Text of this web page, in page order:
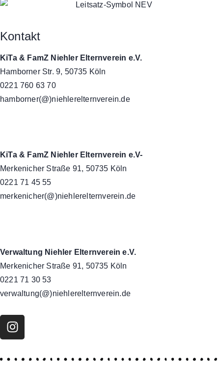
Kontakt
KiTa & FamZ Niehler Elternverein e.V.
Hamborner Str. 9, 50735 Köln
0221 760 63 70
hamborner(@)niehlerelternverein.de
KiTa & FamZ Niehler Elternverein e.V-
Merkenicher Straße 91, 50735 Köln
0221 71 45 55
merkenicher(@)niehlerelternverein.de
Verwaltung Niehler Elternverein e.V.
Merkenicher Straße 91, 50735 Köln
0221 71 30 53
verwaltung(@)niehlerelternverein.de